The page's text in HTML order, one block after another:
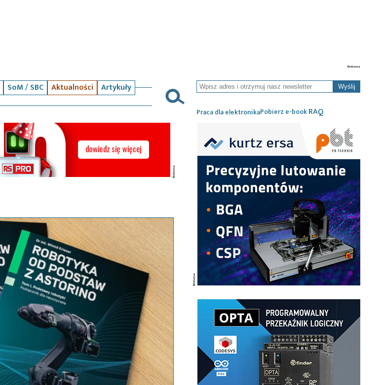
SoM / SBC Aktualności
Artykuły
Wyślij
Praca dla elektronikaPobierz e-bookRAQ